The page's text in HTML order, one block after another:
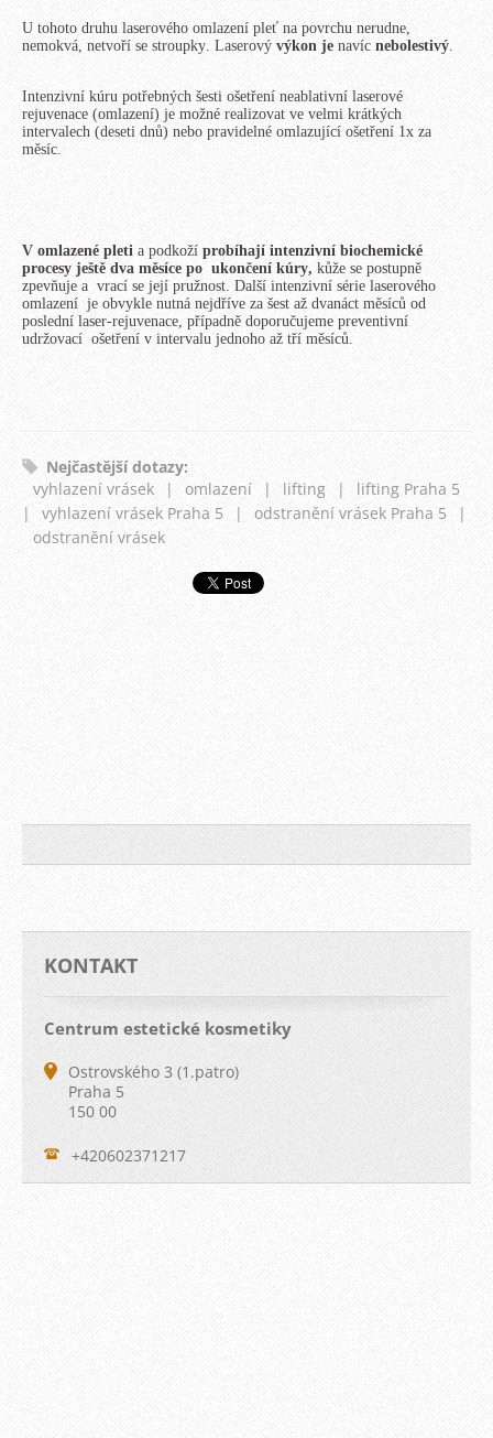
U tohoto druhu laserového omlazení pleť na povrchu nerudne,
nemokvá, netvoří se stroupky. Laserový výkon je navíc nebolestivý.
Intenzivní kúru potřebných šesti ošetření neablativní laserové
rejuvenace (omlazení) je možné realizovat ve velmi krátkých
intervalech (deseti dnů) nebo pravidelné omlazující ošetření 1x za
měsíc.
V omlazené pleti a podkoží probíhají intenzivní biochemické
procesy ještě dva měsíce po ukončení kúry, kůže se postupně
zpevňuje a vrací se její pružnost. Další intenzivní série laserového
omlazení je obvykle nutná nejdříve za šest až dvanáct měsíců od
poslední laser-rejuvenace, případně doporučujeme preventivní
udržovací ošetření v intervalu jednoho až tří měsíců.
Nejčastější dotazy:
vyhlazení vrásek
| omlazení | lifting |
lifting Praha 5
|
vyhlazení vrásek Praha 5 | odstranění vrásek Praha 5
|
odstranění vrásek
KONTAKT
Centrum estetické kosmetiky
Ostrovského 3 (1.patro)
Praha 5
150 00
+420602371217